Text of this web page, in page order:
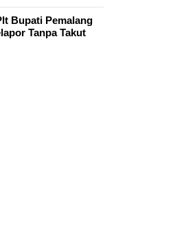
Bupati Pemalang
Tanpa Takut